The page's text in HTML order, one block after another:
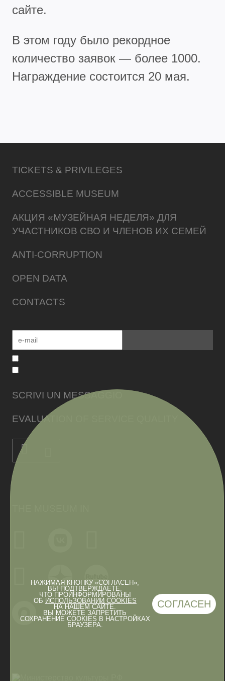
сайте.
В этом году было рекордное
количество заявок — более 1000.
Награждение состоится 20 мая.
НАЖИМАЯ КНОПКУ «СОГЛАСЕН»,
ВЫ ПОДТВЕРЖДАЕТЕ,
ЧТО ПРОИНФОРМИРОВАНЫ
ОБ ИСПОЛЬЗОВАНИИ COOKIES
НА НАШЕМ САЙТЕ.
ВЫ МОЖЕТЕ ЗАПРЕТИТЬ
СОХРАНЕНИЕ COOKIES В НАСТРОЙКАХ
БРАУЗЕРА.
СОГЛАСЕН
TICKETS & PRIVILEGES
ACCESSIBLE MUSEUM
АКЦИЯ «МУЗЕЙНАЯ НЕДЕЛЯ» ДЛЯ
УЧАСТНИКОВ СВО И ЧЛЕНОВ ИХ СЕМЕЙ
ANTI-CORRUPTION
OPEN DATA
CONTACTS
SCRIVI UN MESSAGGIO
EVALUATION OF SERVICE QUALITY